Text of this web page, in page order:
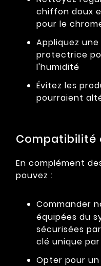
chiffon doux
pour le
Appliquez
protectrice
l'humidité
Évitez les
pourraient
Compatibilité
En complément
pouvez :
Commander
équipées du
sécurisées
clé unique
Opter pour un